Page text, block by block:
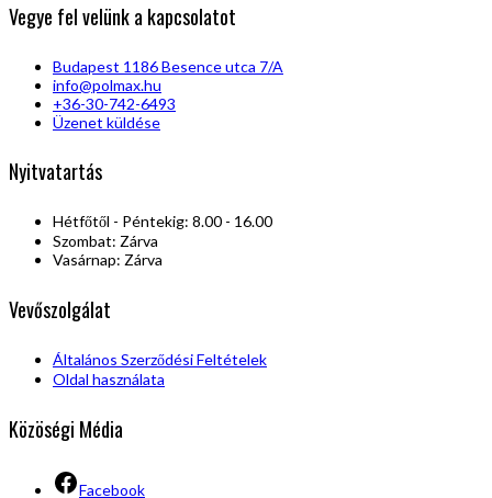
Vegye fel velünk a kapcsolatot
Budapest 1186 Besence utca 7/A
info@polmax.hu
+36-30-742-6493
Üzenet küldése
Nyitvatartás
Hétfőtől - Péntekig: 8.00 - 16.00
Szombat: Zárva
Vasárnap: Zárva
Vevőszolgálat
Általános Szerződési Feltételek
Oldal használata
Közöségi Média
Facebook